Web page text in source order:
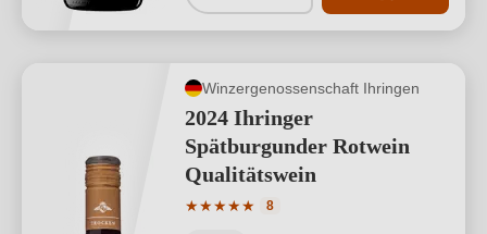
Winzergenossenschaft Ihringen
2024 Ihringer
Spätburgunder Rotwein
Qualitätswein
★★★★★
Durchschnittliche Bewertung von 5
8